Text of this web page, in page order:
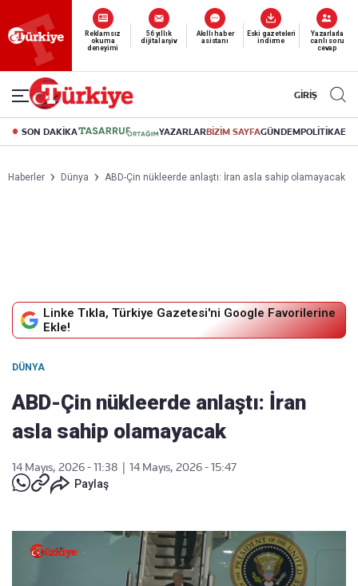
Yeni nesil dijital
abonelik 19 TL’den başlayan fiyatlarla.
GİRİŞ
SON DAKİKA YAZARLARBİZİM SAYFAGÜNDEMPOLİTİKA
Haberler Dünya ABD-Çin nükleerde anlaştı: İran asla sahip olamayacak
Linke Tıkla, Türkiye Gazetesi'ni Google Favorilerine
Ekle!
DÜNYA
ABD-Çin nükleerde anlaştı: İran
asla sahip olamayacak
14 Mayıs, 2026 - 11:38
14 Mayıs, 2026 - 15:47
Paylaş